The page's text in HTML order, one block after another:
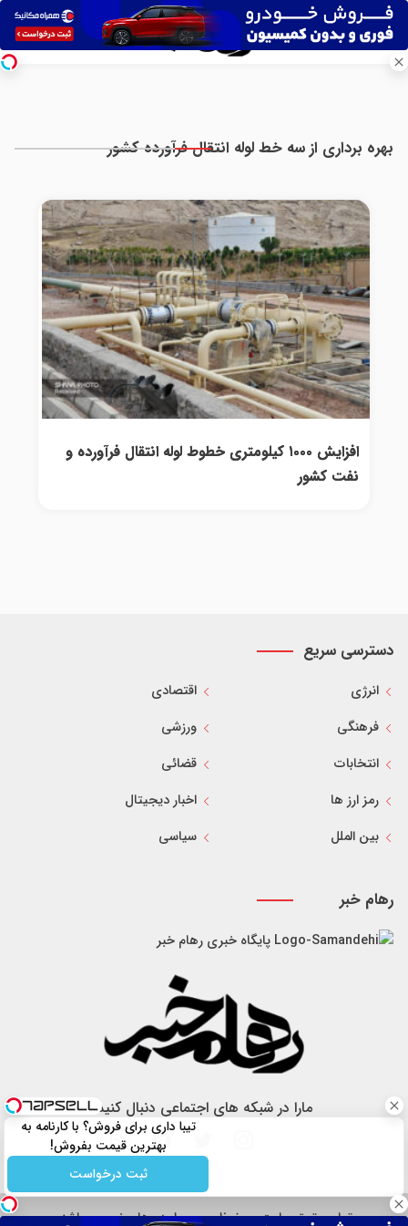
بهره برداری از سه خط لوله انتقال فرآورده کشور
افزایش ۱۰۰۰ کیلومتری خطوط لوله انتقال فرآورده و
نفت کشور
دسترسی سریع
انرژی
اقتصادی
فرهنگی
ورزشی
انتخابات
قضائی
رمز ارز ها
اخبار دیجیتال
بین الملل
سیاسی
رهام خبر
پایگاه خبری رهام خبر
مارا در شبکه های اجتماعی دنبال کنید
تمام حقوق سایت محفوظ و مربوط به رهام خبر می باشد.
تیبا داری برای فروش؟ با کارنامه به
بهترین قیمت بفروش!
ثبت درخواست